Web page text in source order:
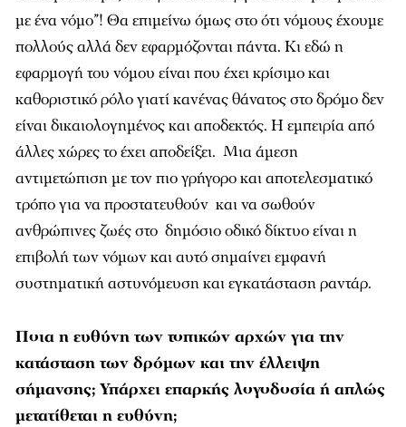
με ένα νόμο”! Θα επιμείνω όμως στο ότι νόμους έχουμε
πολλούς αλλά δεν εφαρμόζονται πάντα. Κι εδώ η
εφαρμογή του νόμου είναι που έχει κρίσιμο και
καθοριστικό ρόλο γιατί κανένας θάνατος στο δρόμο δεν
είναι δικαιολογημένος και αποδεκτός. Η εμπειρία από
άλλες χώρες το έχει αποδείξει. Μια άμεση
αντιμετώπιση με τον πιο γρήγορο και αποτελεσματικό
τρόπο για να προστατευθούν και να σωθούν
ανθρώπινες ζωές στο δημόσιο οδικό δίκτυο είναι η
επιβολή των νόμων και αυτό σημαίνει εμφανή
συστηματική αστυνόμευση και εγκατάσταση ραντάρ.
Ποια η ευθύνη των τοπικών αρχών για την
κατάσταση των δρόμων και την έλλειψη
σήμανσης; Υπάρχει επαρκής λογοδοσία ή απλώς
μετατίθεται η ευθύνη;